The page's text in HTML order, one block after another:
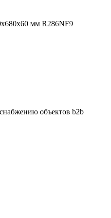
мм R286NF9
объектов b2b